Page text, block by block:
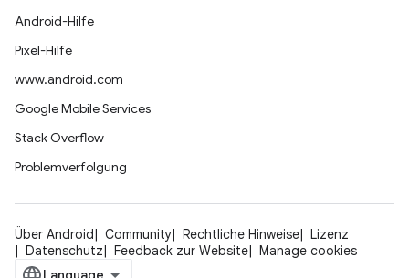
Android-Hilfe
Pixel-Hilfe
www.android.com
Google Mobile Services
Stack Overflow
Problemverfolgung
Über Android Community Rechtliche Hinweise
Lizenz
Datenschutz
Feedback zur Website Manage cookies